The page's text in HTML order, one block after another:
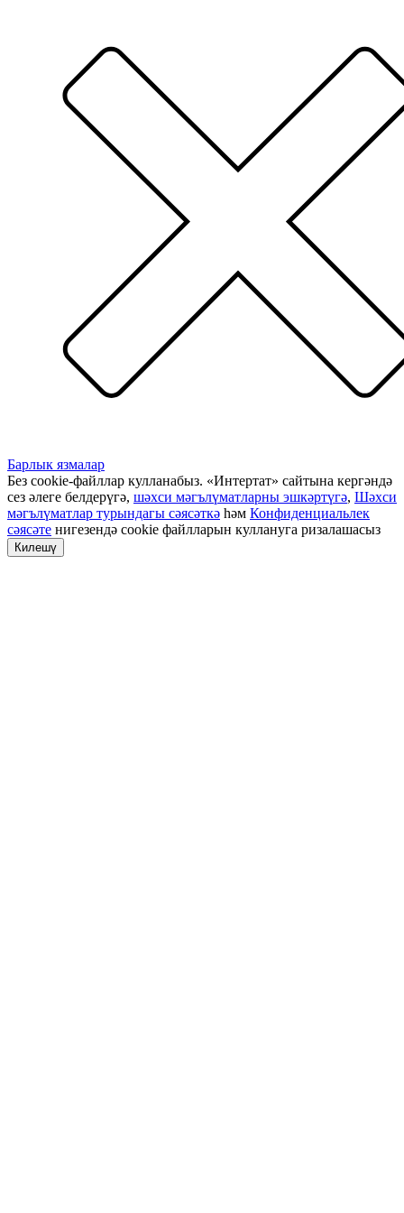
Барлык язмалар
Без cookie-файллар кулланабыз. «Интертат» сайтына кергәндә
сез әлеге белдерүгә, шәхси мәгълүматларны эшкәртүгә, Шәхси
мәгълүматлар турындагы сәясәткә һәм Конфиденциальлек
сәясәте нигезендә cookie файлларын куллануга ризалашасыз
Килешү